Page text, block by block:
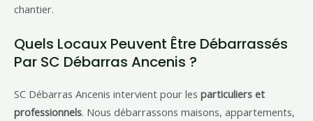
chantier.
Quels Locaux Peuvent Être Débarrassés
Par SC Débarras Ancenis ?
SC Débarras Ancenis intervient pour les particuliers et
professionnels. Nous débarrassons maisons, appartements,